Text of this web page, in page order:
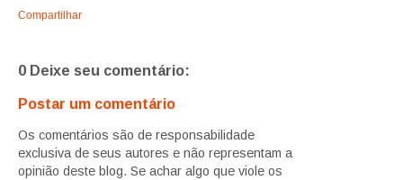
Compartilhar
0 Deixe seu comentário:
Postar um comentário
Os comentários são de responsabilidade
exclusiva de seus autores e não representam a
opinião deste blog. Se achar algo que viole os